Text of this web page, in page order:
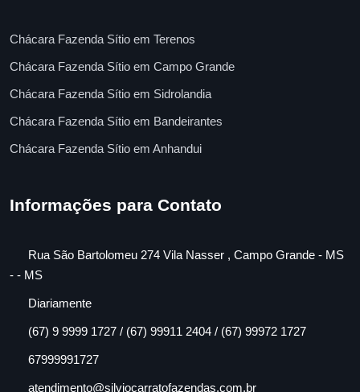
Chácara Fazenda Sítio em Terenos
Chácara Fazenda Sítio em Campo Grande
Chácara Fazenda Sítio em Sidrolandia
Chácara Fazenda Sítio em Bandeirantes
Chácara Fazenda Sítio em Anhandui
Informações para Contato
Rua São Bartolomeu 274 Vila Nasser , Campo Grande - MS
- - MS
Diariamente
(67) 9 9999 1727 / (67) 99911 2404 / (67) 99972 1727
67999991727
atendimento@silviocarratofazendas.com.br